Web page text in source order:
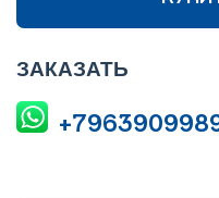
ЗАКАЗАТЬ